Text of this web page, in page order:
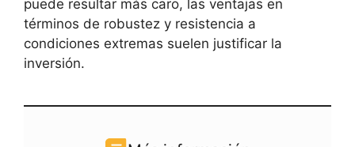
puede resultar más caro, las ventajas en
términos de robustez y resistencia a
condiciones extremas suelen justificar la
inversión.